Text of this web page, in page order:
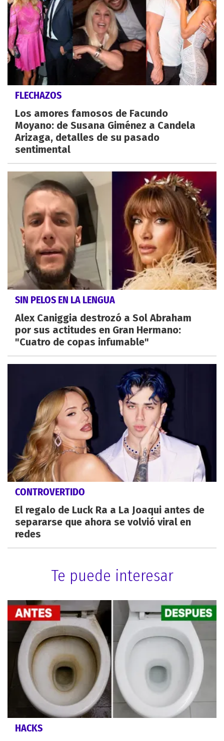
FLECHAZOS
Los amores famosos de Facundo
Moyano: de Susana Giménez a Candela
Arizaga, detalles de su pasado
sentimental
SIN PELOS EN LA LENGUA
Alex Caniggia destrozó a Sol Abraham
por sus actitudes en Gran Hermano:
"Cuatro de copas infumable"
CONTROVERTIDO
El regalo de Luck Ra a La Joaqui antes de
separarse que ahora se volvió viral en
redes
Te puede interesar
HACKS